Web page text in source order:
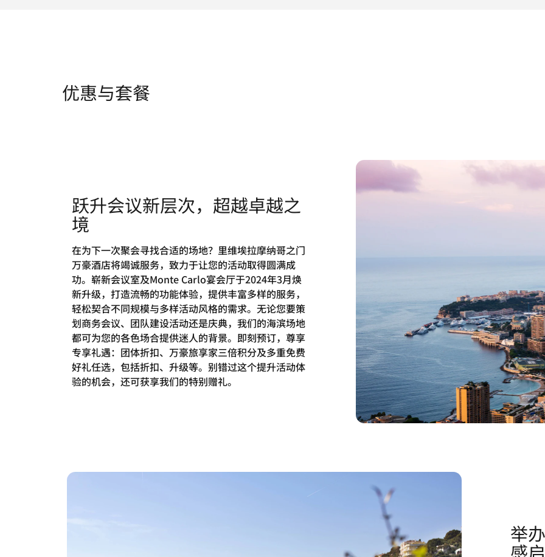
优惠与套餐
跃升会议新层次，超越卓越之
境
在为下一次聚会寻找合适的场地？里维埃拉摩纳哥之门
万豪酒店将竭诚服务，致力于让您的活动取得圆满成
功。崭新会议室及Monte Carlo宴会厅于2024年3月焕
新升级，打造流畅的功能体验，提供丰富多样的服务，
轻松契合不同规模与多样活动风格的需求。无论您要策
划商务会议、团队建设活动还是庆典，我们的海滨场地
都可为您的各色场合提供迷人的背景。即刻预订，尊享
专享礼遇：团体折扣、万豪旅享家三倍积分及多重免费
好礼任选，包括折扣、升级等。别错过这个提升活动体
验的机会，还可获享我们的特别赠礼。
举
感